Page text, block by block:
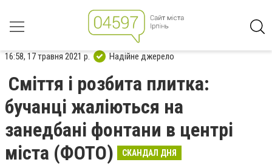
16:58, 17 травня 2021 р. Надійне джерело
Сміття і розбита плитка:
бучанці жаліються на
занедбані фонтани в центрі
міста (ФОТО)
СКАНДАЛ ДНЯ